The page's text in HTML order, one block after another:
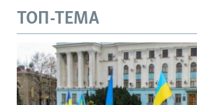
ТОП-ТЕМА